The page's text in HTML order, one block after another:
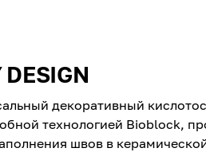
декора­тивный
технологи­ей Bioblock,
швов в